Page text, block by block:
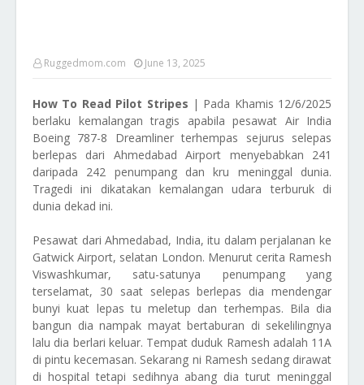
Ruggedmom.com June 13, 2025
How To Read Pilot Stripes | Pada Khamis 12/6/2025
berlaku kemalangan tragis apabila pesawat Air India
Boeing 787-8 Dreamliner terhempas sejurus selepas
berlepas dari Ahmedabad Airport menyebabkan 241
daripada 242 penumpang dan kru meninggal dunia.
Tragedi ini dikatakan kemalangan udara terburuk di
dunia dekad ini.
Pesawat dari Ahmedabad, India, itu dalam perjalanan ke
Gatwick Airport, selatan London. Menurut cerita Ramesh
Viswashkumar, satu-satunya penumpang yang
terselamat, 30 saat selepas berlepas dia mendengar
bunyi kuat lepas tu meletup dan terhempas. Bila dia
bangun dia nampak mayat bertaburan di sekelilingnya
lalu dia berlari keluar. Tempat duduk Ramesh adalah 11A
di pintu kecemasan. Sekarang ni Ramesh sedang dirawat
di hospital tetapi sedihnya abang dia turut meninggal